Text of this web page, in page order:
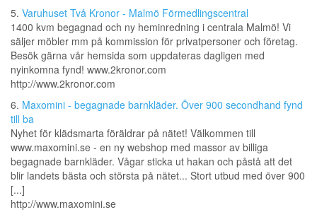
5. Varuhuset Två Kronor - Malmö Förmedlingscentral
1400 kvm begagnad och ny heminredning i centrala Malmö! Vi
säljer möbler mm på kommission för privatpersoner och företag.
Besök gärna vår hemsida som uppdateras dagligen med
nyinkomna fynd! www.2kronor.com
http://www.2kronor.com
6. Maxomini - begagnade barnkläder. Över 900 secondhand fynd
till ba
Nyhet för klädsmarta föräldrar på nätet! Välkommen till
www.maxomini.se - en ny webshop med massor av billiga
begagnade barnkläder. Vågar sticka ut hakan och påstå att det
blir landets bästa och största på nätet... Stort utbud med över 900
[...]
http://www.maxomini.se